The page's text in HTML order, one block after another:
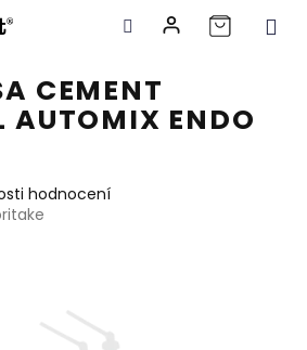
CEMENT
AUTOMIX ENDO
hodnocení